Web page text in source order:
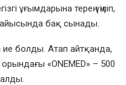
ұғымдарына терең үңіліп,
бақ сынады.
болды. Атап айтқанда,
орындағы «ONEMED» – 500